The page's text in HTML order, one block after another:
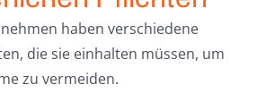
haben verschiedene
die sie einhalten müssen, um
zu vermeiden.